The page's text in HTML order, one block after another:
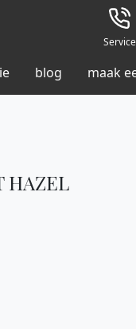
Service
blog maak
HAZEL